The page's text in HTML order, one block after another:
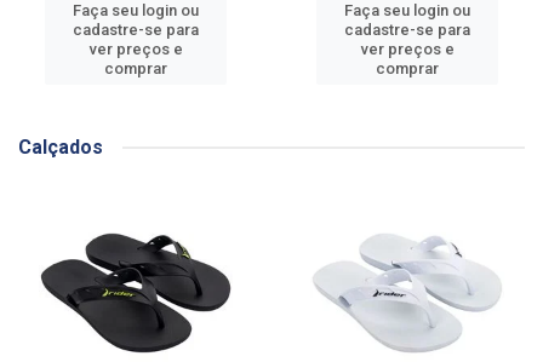
Faça seu login ou
cadastre-se para
ver preços e
comprar
Faça seu login ou
cadastre-se para
ver preços e
comprar
Calçados